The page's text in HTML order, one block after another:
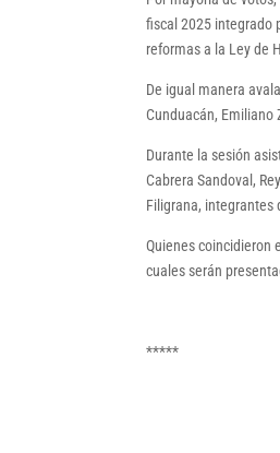
fiscal 2025 integrado
reformas a la Ley de
De igual manera
Cunduacán,
Durante la sesión
Cabrera Sandoval,
Filigrana, integrantes
Quienes coincidieron
cuales serán
*****